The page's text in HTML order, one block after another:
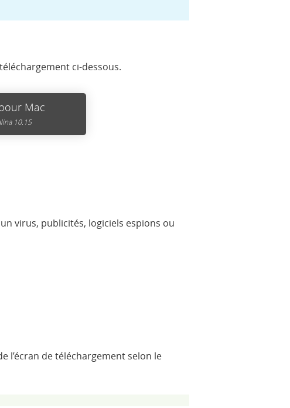
ci-dessous.
Mac
10.15
virus, publicités, logiciels espions ou
l’écran de téléchargement selon le